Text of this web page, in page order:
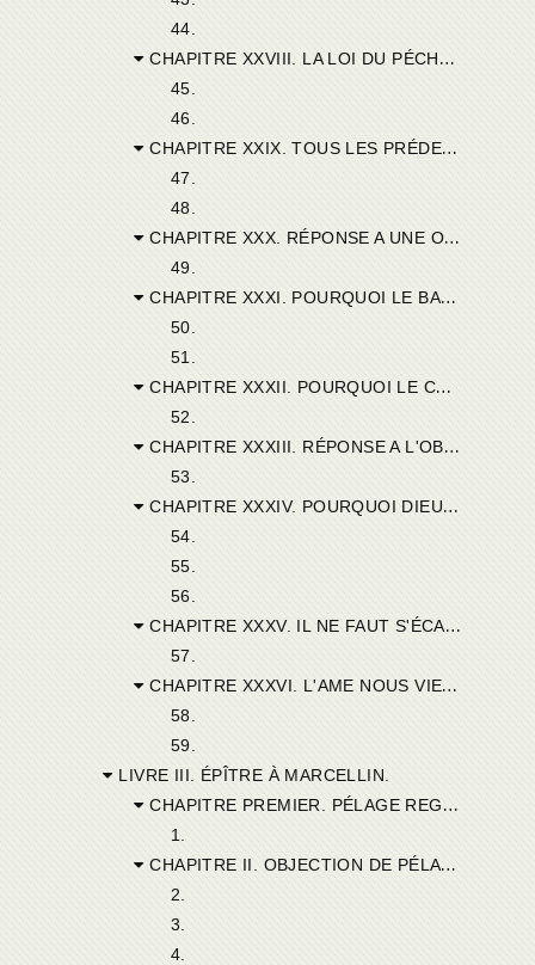
44.
CHAPITRE XXVIII. LA LOI DU PÉCHÉ EST APPELÉE PÉCHÉ. — COMMENT LA CONCUPISCENCE, LORS MÊME QUE CE QU'ELLE A DE CRIMINEL EST EFFACÉ, DEMEURE ENCORE DANS LE BAPTISÉ.
45.
46.
CHAPITRE XXIX. TOUS LES PRÉDESTINÉS DOIVENT LEUR SALUT A L'UNIQUE MÉDIATEUR, JÉSUS-CHRIST, A UNE SEULE ET MÊME FOI. — JÉSUS-CHRIST EST SAUVEUR MÊME DES PETITS ENFANTS. — JÉSUS-CHRIST, DÈS SON ENFANCE, N'A POINT CONNU L'IGNORANCE NI L'INFIRMITÉ DE LAME.
47.
48.
CHAPITRE XXX. RÉPONSE A UNE OBJECTION DES PÉLAGIENS.
49.
CHAPITRE XXXI. POURQUOI LE BAPTÊME NE DÉTRUIT-IL PAS DU ÊME COUP LA MORT ELLE-MÊME AVEC LES PÉCHÉS?
50.
51.
CHAPITRE XXXII. POURQUOI LE CHRIST, APRÈS SA RÉSURRECTION, S'EST-IL SOUSTRAIT AUX REGARDS DU MONDE?
52.
CHAPITRE XXXIII. RÉPONSE A L'OBJECTION DES PÉLAGIENS.
53.
CHAPITRE XXXIV. POURQUOI DIEU IMPOSE-T-IL ENCORE LE CHÂTIMENT, APRÈS MÊME QUE LE PÉCHÉ EST EFFACÉ?
54.
55.
56.
CHAPITRE XXXV. IL NE FAUT S'ÉCARTER NI A DROITE NI A GAUCHE DES SAINTES RÈGLES.
57.
CHAPITRE XXXVI. L'AME NOUS VIENT-ELLE PAR TRANSMISSION ? — SUR LES POINTS OBSCURS OU LES ÉCRITURES N'AIDENT POINT NOTRE INTELLIGENCE, IL FAUT ÉVITER DE SE PRONONCER TÉMÉRAIREMENT. — QUE L'ÉCRITURE EST CLAIRE SUR TOUS LES POINTS NÉCESSAIRES AU SALUT.
58.
59.
LIVRE III. ÉPÎTRE À MARCELLIN.
CHAPITRE PREMIER. PÉLAGE REGARDÉ COMME UN SAINT PERSONNAGE. SON COMMENTAIRE SUR SAINT PAUL.
1.
CHAPITRE II. OBJECTION DE PÉLAGE. — LES PETITS-ENFANTS SONT COMPTÉS AU NOMBRE DES CROYANTS ET DES FIDÈLES.
2.
3.
4.